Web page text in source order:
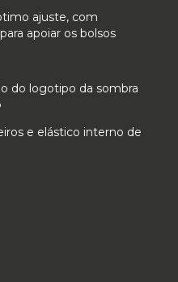
ajuste, com
apoiar os bolsos
do logotipo da sombra
e elástico interno de